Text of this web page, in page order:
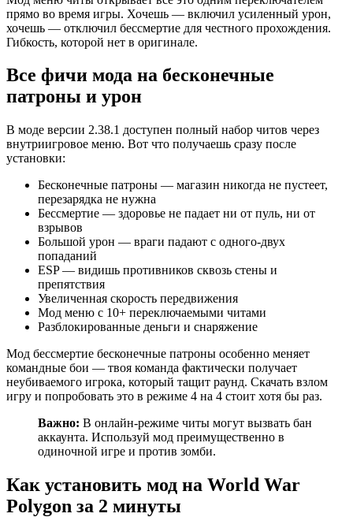
прямо во время игры. Хочешь — включил усиленный урон,
хочешь — отключил бессмертие для честного прохождения.
Гибкость, которой нет в оригинале.
Все фичи мода на бесконечные
патроны и урон
В моде версии 2.38.1 доступен полный набор читов через
внутриигровое меню. Вот что получаешь сразу после
установки:
Бесконечные патроны — магазин никогда не пустеет,
перезарядка не нужна
Бессмертие — здоровье не падает ни от пуль, ни от
взрывов
Большой урон — враги падают с одного-двух
попаданий
ESP — видишь противников сквозь стены и
препятствия
Увеличенная скорость передвижения
Мод меню с 10+ переключаемыми читами
Разблокированные деньги и снаряжение
Мод бессмертие бесконечные патроны особенно меняет
командные бои — твоя команда фактически получает
неубиваемого игрока, который тащит раунд. Скачать взлом
игру и попробовать это в режиме 4 на 4 стоит хотя бы раз.
Важно: В онлайн-режиме читы могут вызвать бан
аккаунта. Используй мод преимущественно в
одиночной игре и против зомби.
Как установить мод на World War
Polygon за 2 минуты